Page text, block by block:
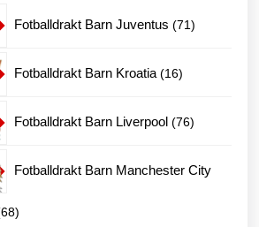
Fotballdrakt Barn Juventus 7171
Fotballdrakt Barn Kroatia 1616
Fotballdrakt Barn Liverpool 7676
Fotballdrakt Barn Manchester City
6868